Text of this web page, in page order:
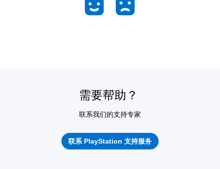
需要帮助？
联系我们的支持专家
联系 PlayStation 支持服务